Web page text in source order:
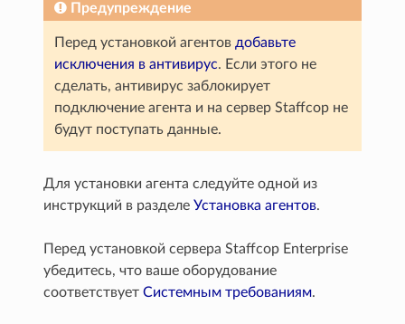
Предупреждение
Перед установкой агентовдобавьте
исключения в антивирус. Если этого не
сделать, антивирус заблокирует
подключение агента и на сервер Staffcop не
будут поступать данные.
Для установки агента следуйте одной из
инструкций в разделеУстановка агентов.
Перед установкой сервера Staffcop Enterprise
убедитесь, что ваше оборудование
соответствуетСистемным требованиям.